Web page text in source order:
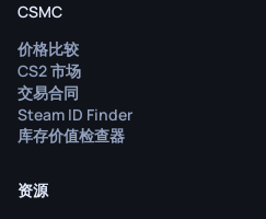
CSMC
价格比较
CS2 市场
交易合同
Steam ID Finder
库存价值检查器
资源